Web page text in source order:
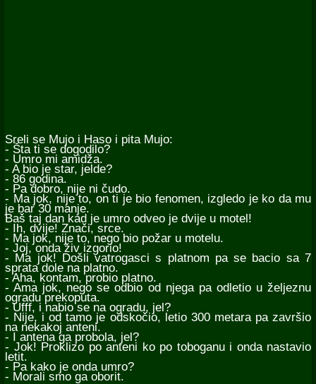
Sreli se Mujo i Haso i pita Mujo:
- Šta ti se dogodilo?
- Umro mi amidža.
- A bio je star, jelde?
- 86 godina.
- Pa dobro, nije ni čudo.
- Ma jok, nije to, on ti je bio fenomen, izgledo je ko da mu
je bar 30 manje.
Baš taj dan kad je umro odveo je dvije u motel!
- Ih, dvije! Znači, srce.
- Ma jok, nije to, nego bio požar u motelu.
- Joj, onda živ izgorio!
- Ma jok! Došli vatrogasci s platnom pa se bacio sa 7
sprata dole na platno.
- Aha, kontam, probio platno.
- Ama jok, nego se odbio od njega pa odletio u željeznu
ogradu prekoputa.
- Ufff, i nabio se na ogradu, jel?
- Nije, i od tamo je odskočio, letio 300 metara pa završio
na nekakoj anteni.
- I antena ga probola, jel?
- Jok! Proklizo po anteni ko po toboganu i onda nastavio
letit.
- Pa kako je onda umro?
- Morali smo ga oborit.